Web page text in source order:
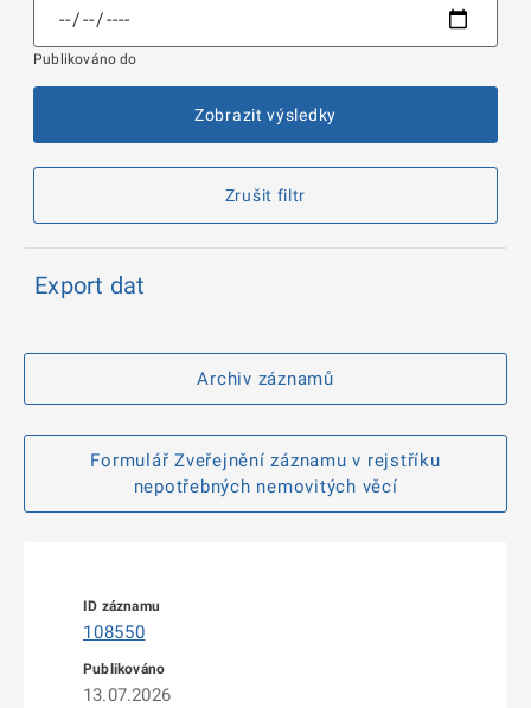
Publikováno do
Zobrazit výsledky
Zrušit filtr
Export dat
Archiv záznamů
Formulář Zveřejnění záznamu v rejstříku
nepotřebných nemovitých věcí
108550
13.07.2026